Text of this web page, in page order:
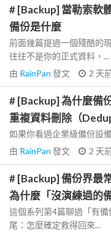
# [Backup] 當勒索軟
備份是什麼
前面幾篇提過一個殘酷的
往往不是你的正式資料，...
由 RainPan 發文 2 天
# [Backup] 為什麼備
重複資料刪除（
如果你看過企業級備份設
由 RainPan 發文 2 天
# [Backup] 備份界最
為什麼「沒演練過的
這個系列第4篇聊過「有
尾：怎麼確定救得回來...